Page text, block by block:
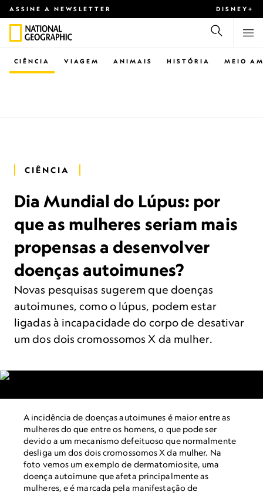
ASSINE A NEWSLETTER DISNEY+
CIÊNCIA VIAGEM ANIMAIS HISTÓRIA MEIO
CIÊNCIA
Dia Mundial do Lúpus: por
que as mulheres seriam mais
propensas a desenvolver
doenças autoimunes?
Novas pesquisas sugerem que doenças
autoimunes, como o lúpus, podem estar
ligadas à incapacidade do corpo de desativar
um dos dois cromossomos X da mulher.
A incidência de doenças autoimunes é maior entre as
mulheres do que entre os homens, o que pode ser
devido a um mecanismo defeituoso que normalmente
desliga um dos dois cromossomos X da mulher. Na
foto vemos um exemplo de dermatomiosite, uma
doença autoimune que afeta principalmente as
mulheres, e é marcada pela manifestação de